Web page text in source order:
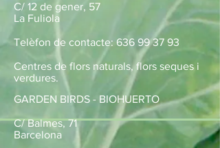
C/ 12 de gener, 57
La Fuliola
Telèfon de contacte: 636 99 37 93
Centres de flors naturals, flors seques i
verdures.
GARDEN BIRDS - BIOHUERTO
C/ Balmes, 71
Barcelona